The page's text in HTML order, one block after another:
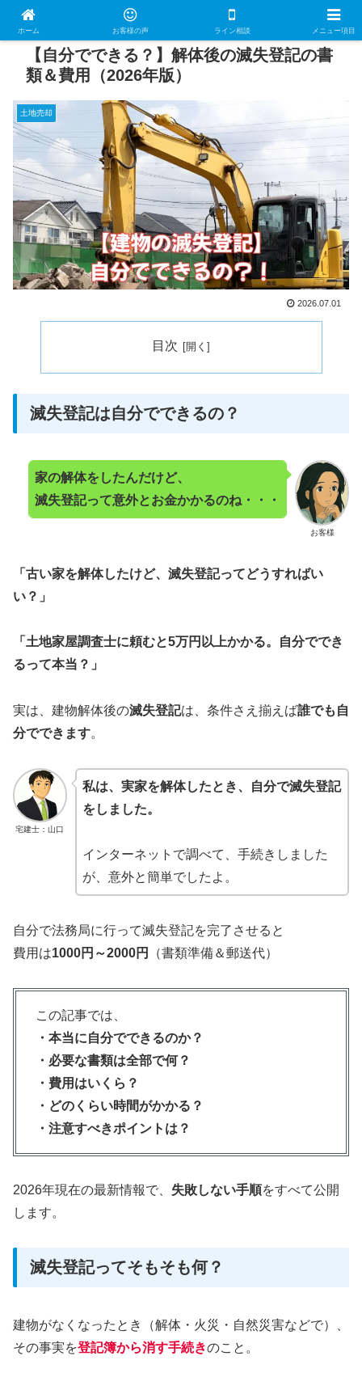
【自分でできる？】解体後の滅失登記の書
類＆費用（2026年版）
土地売却
2026.07.01
目次
滅失登記は自分でできるの？
お客様
家の解体をしたんだけど、
滅失登記って意外とお金かかるのね・・・
「古い家を解体したけど、滅失登記ってどうすればい
い？」
「土地家屋調査士に頼むと5万円以上かかる。自分ででき
るって本当？」
実は、建物解体後の滅失登記は、条件さえ揃えば誰でも自
分でできます。
宅建士：山口
私は、実家を解体したとき、自分で滅失登記
をしました。
インターネットで調べて、手続きしました
が、意外と簡単でしたよ。
自分で法務局に行って滅失登記を完了させると
費用は1000円～2000円 （書類準備＆郵送代）
この記事では、
・本当に自分でできるのか？
・必要な書類は全部で何？
・費用はいくら？
・どのくらい時間がかかる？
・注意すべきポイントは？
2026年現在の最新情報で、 失敗しない手順をすべて公開
します。
滅失登記ってそもそも何？
建物がなくなったとき（解体・火災・自然災害などで）、
その事実を登記簿から消す手続きのこと。
ホーム お客様の声 ライン相談 メニュー項目